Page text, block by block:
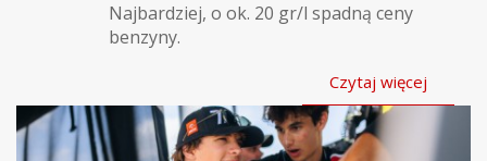
Najbardziej, o ok. 20 gr/l spadną ceny
benzyny.
Czytaj więcej